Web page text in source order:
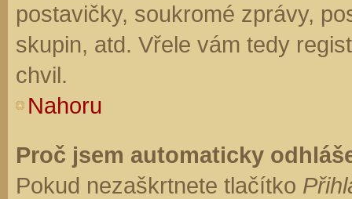
postavičky, soukromé zprávy,
skupin, atd. Vřele vám tedy
chvil.
Nahoru
Proč jsem automaticky
Pokud nezaškrtnete tlačítko